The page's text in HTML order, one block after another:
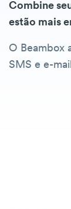
Combine
estão mais
O Beambox
SMS e e-